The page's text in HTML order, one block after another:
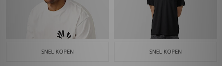
SNEL KOPEN SNEL KOPEN